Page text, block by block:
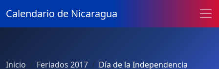
Calendario de Nicaragua
Inicio Feriados 2017 Día de la Independencia